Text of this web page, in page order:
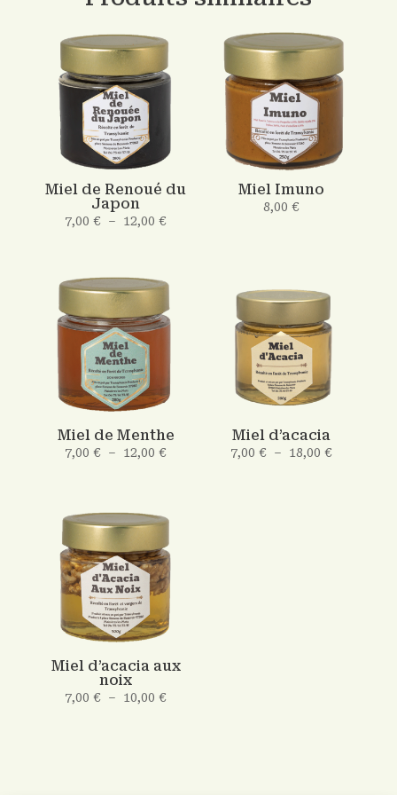
Miel de Renoué du
Japon
7,00€ – 12,00€Plage
7,00 €
12,00 €
Miel Imuno
8,00 €
Miel de Menthe
7,00€ – 12,00€Plage
12,00 €
Miel d’acacia
7,00 € – 18,00 €Plage
Miel d’acacia aux
noix
7,00€ – 10,00€Plage